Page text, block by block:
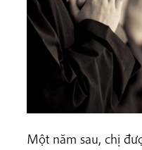
Một năm sau, chị